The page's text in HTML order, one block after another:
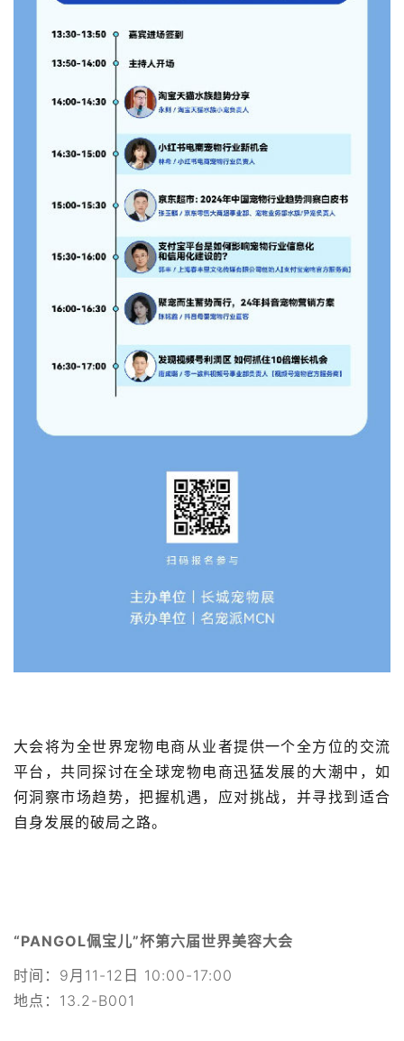
大会将为全世界宠物电商从业者提供一个全方位的交流
平台，共同探讨在全球宠物电商迅猛发展的大潮中，如
何洞察市场趋势，把握机遇，应对挑战，并寻找到适合
自身发展的破局之路。
“PANGOL佩宝儿”杯第六届世界美容大会
时间：9月11-12日 10:00-17:00
地点：13.2-B001